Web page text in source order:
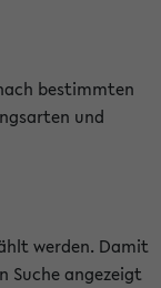
bestimmten
und
werden. Damit
Suche angezeigt